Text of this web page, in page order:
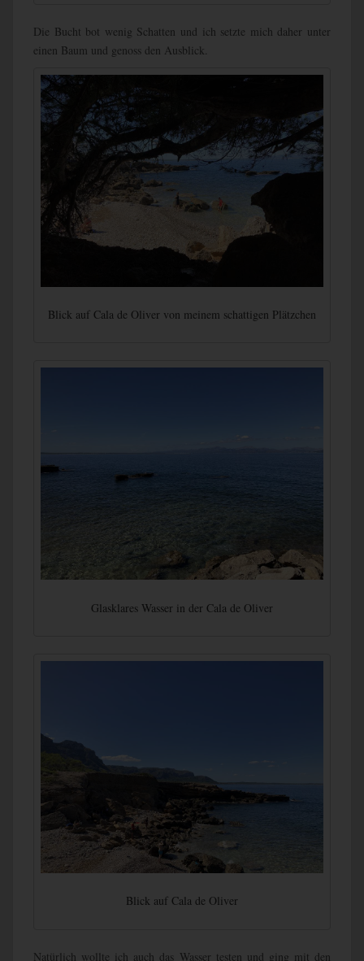
Die Bucht bot wenig Schatten und ich setzte mich daher unter
einen Baum und genoss den Ausblick.
Blick auf Cala de Oliver von meinem schattigen Plätzchen
Glasklares Wasser in der Cala de Oliver
Blick auf Cala de Oliver
Natürlich wollte ich auch das Wasser testen und ging mit den